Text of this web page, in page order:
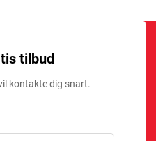
tilbud
kontakte dig snart.